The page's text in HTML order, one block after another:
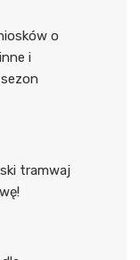
o
i
tramwaj